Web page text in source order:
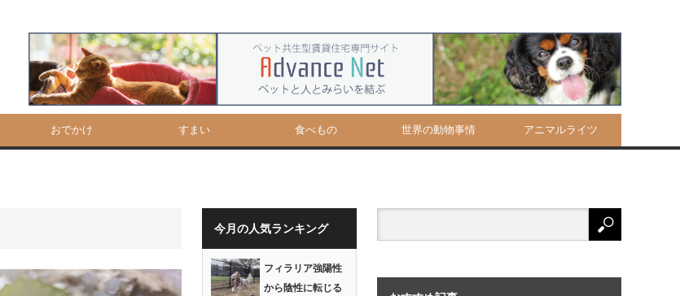
おでかけ すまい 食べもの 世界の動物事情 アニマルライツ
今月の人気ランキング
フィラリア強陽性
から陰性に転じる